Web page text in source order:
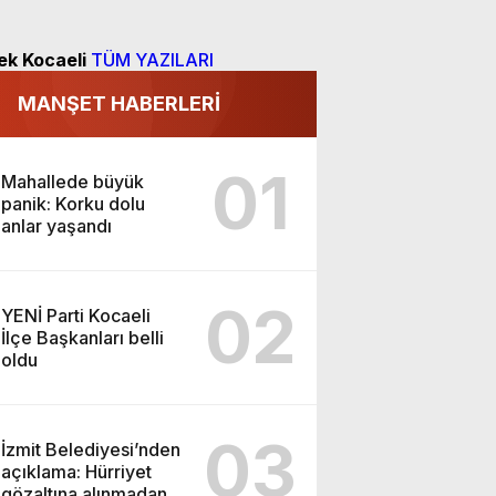
Kocaeli TÜM YAZILARI
MANŞET HABERLERİ
Mahallede büyük
panik: Korku dolu
anlar yaşandı
01
YENİ Parti Kocaeli
İlçe Başkanları belli
oldu
02
İzmit Belediyesi’nden
açıklama: Hürriyet
03